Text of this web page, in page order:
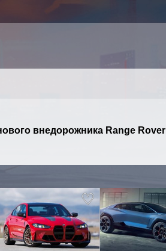
внедорожника Range Rover